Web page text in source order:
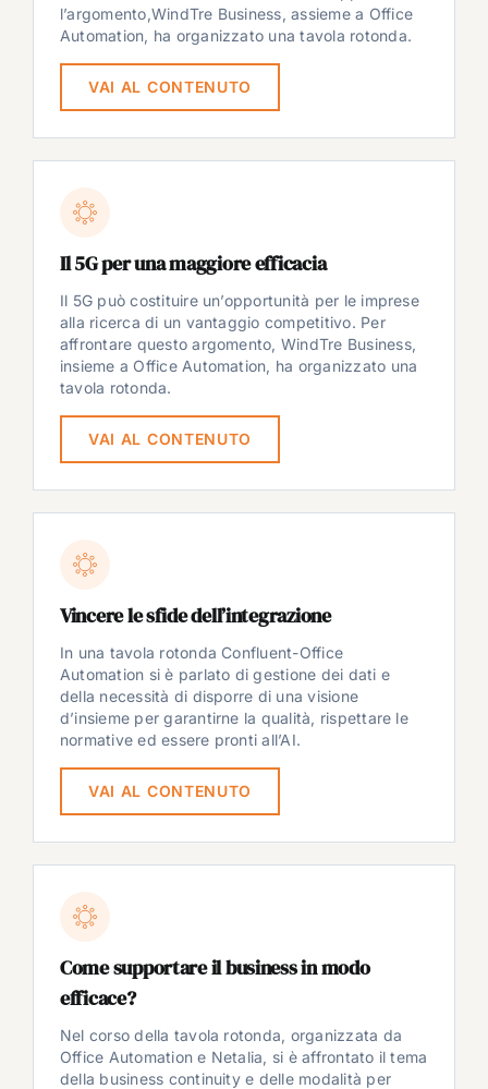
l’argomento,WindTre Business, assieme a Office
Automation, ha organizzato una tavola rotonda.
VAI AL CONTENUTO
Il 5G per una maggiore efficacia
Il 5G può costituire un’opportunità per le imprese
alla ricerca di un vantaggio competitivo. Per
affrontare questo argomento, WindTre Business,
insieme a Office Automation, ha organizzato una
tavola rotonda.
VAI AL CONTENUTO
Vincere le sfide dell’integrazione
In una tavola rotonda Confluent-Office
Automation si è parlato di gestione dei dati e
della necessità di disporre di una visione
d’insieme per garantirne la qualità, rispettare le
normative ed essere pronti all’AI.
VAI AL CONTENUTO
Come supportare il business in modo
efficace?
Nel corso della tavola rotonda, organizzata da
Office Automation e Netalia, si è affrontato il tema
della business continuity e delle modalità per